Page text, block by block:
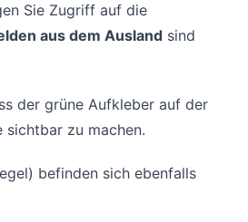
Sie Zugriff auf die
aus dem Ausland sind
der grüne Aufkleber auf der
sichtbar zu machen.
befinden sich ebenfalls